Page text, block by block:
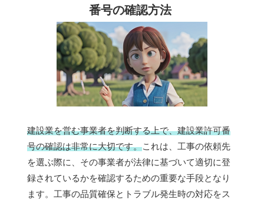
番号の確認方法
建設業を営む事業者を判断する上で、建設業許可番
号の確認は非常に大切です。これは、工事の依頼先
を選ぶ際に、その事業者が法律に基づいて適切に登
録されているかを確認するための重要な手段となり
ます。工事の品質確保とトラブル発生時の対応をス